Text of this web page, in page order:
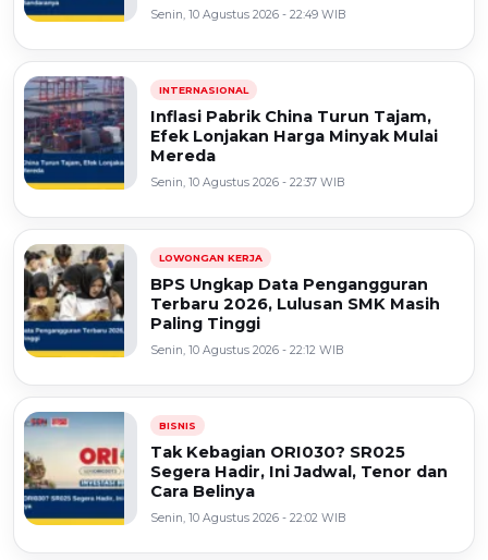
Senin, 10 Agustus 2026 - 22:49 WIB
INTERNASIONAL
Inflasi Pabrik China Turun Tajam,
Efek Lonjakan Harga Minyak Mulai
Mereda
Senin, 10 Agustus 2026 - 22:37 WIB
LOWONGAN KERJA
BPS Ungkap Data Pengangguran
Terbaru 2026, Lulusan SMK Masih
Paling Tinggi
Senin, 10 Agustus 2026 - 22:12 WIB
BISNIS
Tak Kebagian ORI030? SR025
Segera Hadir, Ini Jadwal, Tenor dan
Cara Belinya
Senin, 10 Agustus 2026 - 22:02 WIB